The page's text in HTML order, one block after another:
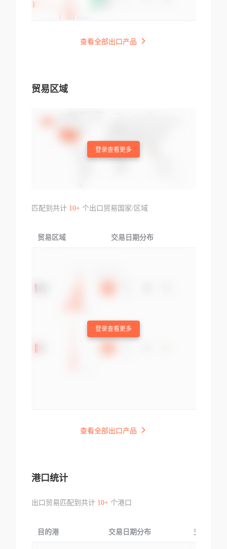
查看全部出口产品
贸易区域
登录查看更多
匹配到共计 10+个出口贸易国家/区域
贸易区域 交易日期分布
登录查看更多
查看全部出口产品
港口统计
出口贸易匹配到共计 10+个港口
目的港 交易日期分布 交易产品